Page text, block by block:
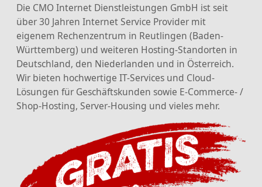
Die CMO Internet Dienstleistungen GmbH ist seit
über 30 Jahren Internet Service Provider mit
eigenem Rechenzentrum in Reutlingen (Baden-
Württemberg) und weiteren Hosting-Standorten in
Deutschland, den Niederlanden und in Österreich.
Wir bieten hochwertige IT-Services und Cloud-
Lösungen für Geschäftskunden sowie E-Commerce- /
Shop-Hosting, Server-Housing und vieles mehr.